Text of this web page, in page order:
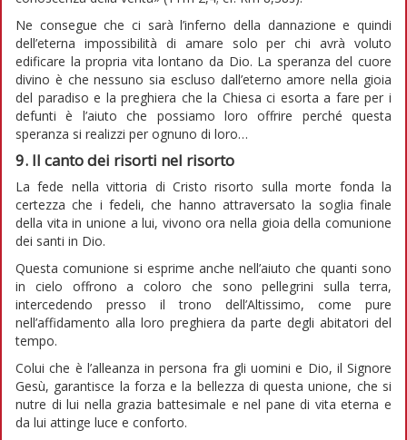
Ne consegue che ci sarà l’inferno della dannazione e quindi
dell’eterna impossibilità di amare solo per chi avrà voluto
edificare la propria vita lontano da Dio. La speranza del cuore
divino è che nessuno sia escluso dall’eterno amore nella gioia
del paradiso e la preghiera che la Chiesa ci esorta a fare per i
defunti è l’aiuto che possiamo loro offrire perché questa
speranza si realizzi per ognuno di loro…
9. Il canto dei risorti nel risorto
La fede nella vittoria di Cristo risorto sulla morte fonda la
certezza che i fedeli, che hanno attraversato la soglia finale
della vita in unione a lui, vivono ora nella gioia della comunione
dei santi in Dio.
Questa comunione si esprime anche nell’aiuto che quanti sono
in cielo offrono a coloro che sono pellegrini sulla terra,
intercedendo presso il trono dell’Altissimo, come pure
nell’affidamento alla loro preghiera da parte degli abitatori del
tempo.
Colui che è l’alleanza in persona fra gli uomini e Dio, il Signore
Gesù, garantisce la forza e la bellezza di questa unione, che si
nutre di lui nella grazia battesimale e nel pane di vita eterna e
da lui attinge luce e conforto.